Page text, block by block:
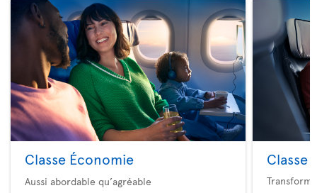
Classe Économie
Aussi abordable qu’agréable
Classe